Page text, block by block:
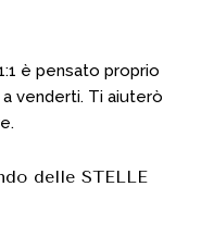
è pensato proprio
venderti. Ti aiuterò
delle STELLE